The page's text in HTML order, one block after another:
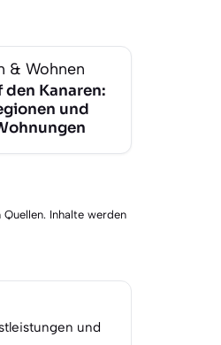
& Wohnen
den Kanaren:
und
Inhalte werden
und